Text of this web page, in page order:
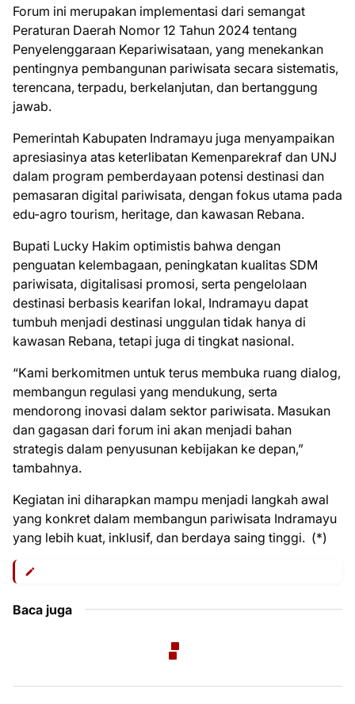
Forum ini merupakan implementasi dari semangat
Peraturan Daerah Nomor 12 Tahun 2024 tentang
Penyelenggaraan Kepariwisataan, yang menekankan
pentingnya pembangunan pariwisata secara sistematis,
terencana, terpadu, berkelanjutan, dan bertanggung
jawab.
Pemerintah Kabupaten Indramayu juga menyampaikan
apresiasinya atas keterlibatan Kemenparekraf dan UNJ
dalam program pemberdayaan potensi destinasi dan
pemasaran digital pariwisata, dengan fokus utama pada
edu-agro tourism, heritage, dan kawasan Rebana.
Bupati Lucky Hakim optimistis bahwa dengan
penguatan kelembagaan, peningkatan kualitas SDM
pariwisata, digitalisasi promosi, serta pengelolaan
destinasi berbasis kearifan lokal, Indramayu dapat
tumbuh menjadi destinasi unggulan tidak hanya di
kawasan Rebana, tetapi juga di tingkat nasional.
“Kami berkomitmen untuk terus membuka ruang dialog,
membangun regulasi yang mendukung, serta
mendorong inovasi dalam sektor pariwisata. Masukan
dan gagasan dari forum ini akan menjadi bahan
strategis dalam penyusunan kebijakan ke depan,”
tambahnya.
Kegiatan ini diharapkan mampu menjadi langkah awal
yang konkret dalam membangun pariwisata Indramayu
yang lebih kuat, inklusif, dan berdaya saing tinggi. (*)
Baca juga